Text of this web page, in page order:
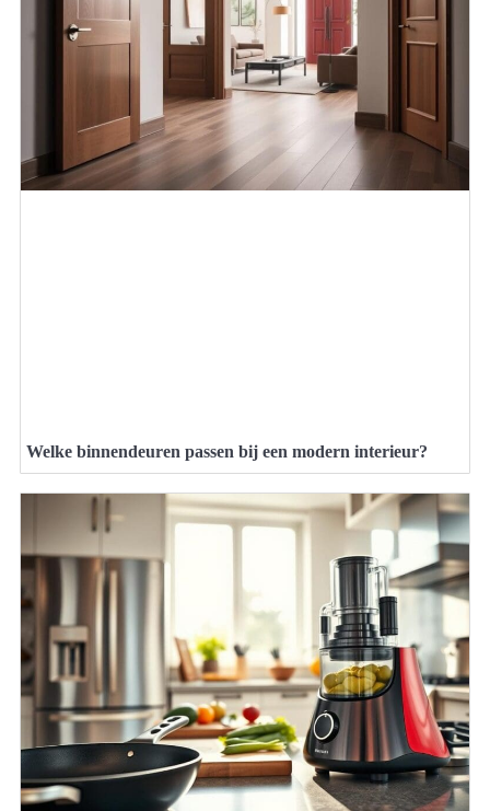
Welke binnendeuren passen bij een modern interieur?